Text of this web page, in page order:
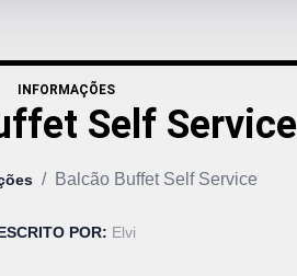
INFORMAÇÕES
Self Service
/ Balcão Buffet Self Service
POR: Elvi